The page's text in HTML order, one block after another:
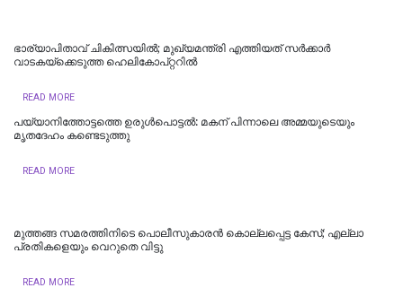
ഭാര്യാപിതാവ് ചികിത്സയിൽ; മുഖ്യമന്ത്രി എത്തിയത് സര്‍ക്കാര്‍
വാടകയ്‌ക്കെടുത്ത ഹെലികോപ്റ്ററില്‍
READ MORE
പയ്യാനിത്തോട്ടത്തെ ഉരുൾപൊട്ടൽ: മകന് പിന്നാലെ അമ്മയുടെയും
മൃതദേഹം കണ്ടെടുത്തു
READ MORE
മുത്തങ്ങ സമരത്തിനിടെ പൊലീസുകാരൻ കൊല്ലപ്പെട്ട കേസ്; എല്ലാ
പ്രതികളെയും വെറുതെ വിട്ടു
READ MORE